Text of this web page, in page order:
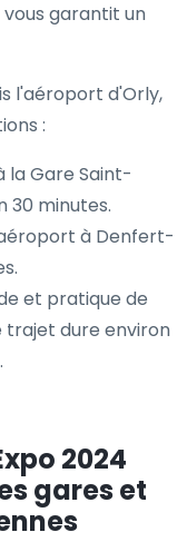
garantit un
l'aéroport d'Orly,
:
la Gare Saint-
30 minutes.
à Denfert-
et pratique de
trajet dure environ
2024
gares et